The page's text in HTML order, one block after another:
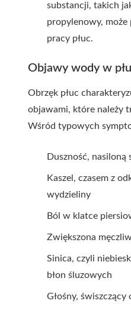
substancji, takich
propylenowy,
pracy płuc.
Objawy wody w
Obrzęk płuc
objawami, które należy
Wśród typowych
Duszność, nasiloną
Kaszel, czasem z
wydzieliny
Ból w klatce
Zwiększona
Sinica, czyli
błon śluzowych
Głośny, świszczący